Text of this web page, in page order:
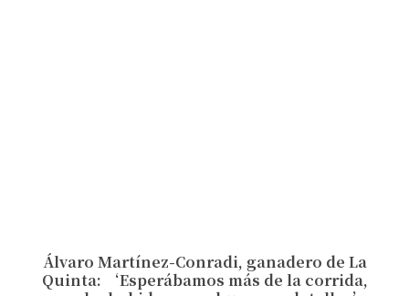
Álvaro Martínez-Conradi, ganadero de La
Quinta: ‘Esperábamos más de la corrida,